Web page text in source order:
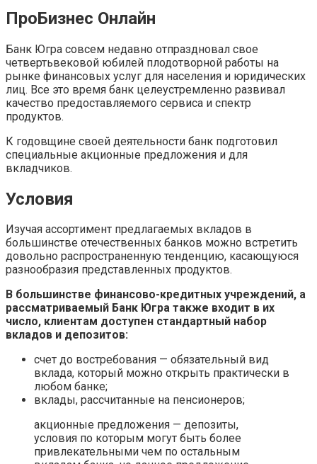
ПроБизнес Онлайн
Банк Югра совсем недавно отпраздновал свое
четвертьвековой юбилей плодотворной работы на
рынке финансовых услуг для населения и юридических
лиц. Все это время банк целеустремленно развивал
качество предоставляемого сервиса и спектр
продуктов.
К годовщине своей деятельности банк подготовил
специальные акционные предложения и для
вкладчиков.
Условия
Изучая ассортимент предлагаемых вкладов в
большинстве отечественных банков можно встретить
довольно распространенную тенденцию, касающуюся
разнообразия представленных продуктов.
В большинстве финансово-кредитных учреждений, а
рассматриваемый Банк Югра также входит в их
число, клиентам доступен стандартный набор
вкладов и депозитов:
счет до востребования — обязательный вид
вклада, который можно открыть практически в
любом банке;
вклады, рассчитанные на пенсионеров;
акционные предложения — депозиты,
условия по которым могут быть более
привлекательными чем по остальным